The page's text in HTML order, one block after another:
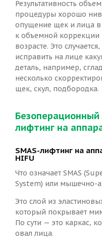
Результативность
процедуры хорошо
опущение щек и лица
к объемной
возрасте. Это
исправить на лице
деталь, например,
несколько
щек, скул, подбородка.
Безоперационный
лифтинг на
SMAS-лифтинг на
HIFU
Что означает SMAS
System) или мышечно-
Это слой из
который покрывает
По сути — это каркас,
овал лица.